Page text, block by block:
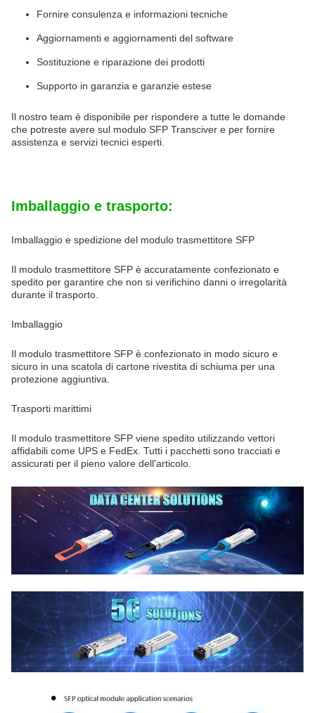
Fornire consulenza e informazioni tecniche
Aggiornamenti e aggiornamenti del software
Sostituzione e riparazione dei prodotti
Supporto in garanzia e garanzie estese
Il nostro team è disponibile per rispondere a tutte le domande
che potreste avere sul modulo SFP Transciver e per fornire
assistenza e servizi tecnici esperti.
Imballaggio e trasporto:
Imballaggio e spedizione del modulo trasmettitore SFP
Il modulo trasmettitore SFP è accuratamente confezionato e
spedito per garantire che non si verifichino danni o irregolarità
durante il trasporto.
Imballaggio
Il modulo trasmettitore SFP è confezionato in modo sicuro e
sicuro in una scatola di cartone rivestita di schiuma per una
protezione aggiuntiva.
Trasporti marittimi
Il modulo trasmettitore SFP viene spedito utilizzando vettori
affidabili come UPS e FedEx. Tutti i pacchetti sono tracciati e
assicurati per il pieno valore dell'articolo.